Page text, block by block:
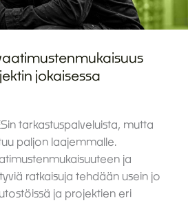
jokaisessa
tarkastuspalveluista, mutta
paljon laajemmalle.
ja
ratkaisuja tehdään usein jo
ja projektien eri